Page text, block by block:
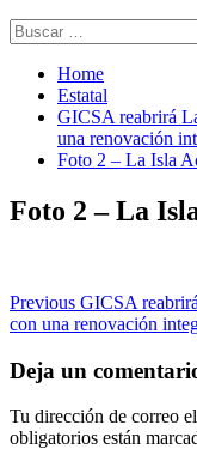
Buscar:
Home
Estatal
GICSA reabrirá
una renovación
Foto 2 – La Isla
Foto 2 – La
Post
navigation
Previous GICSA
con una renovación
Deja un
Tu dirección de correo
obligatorios están